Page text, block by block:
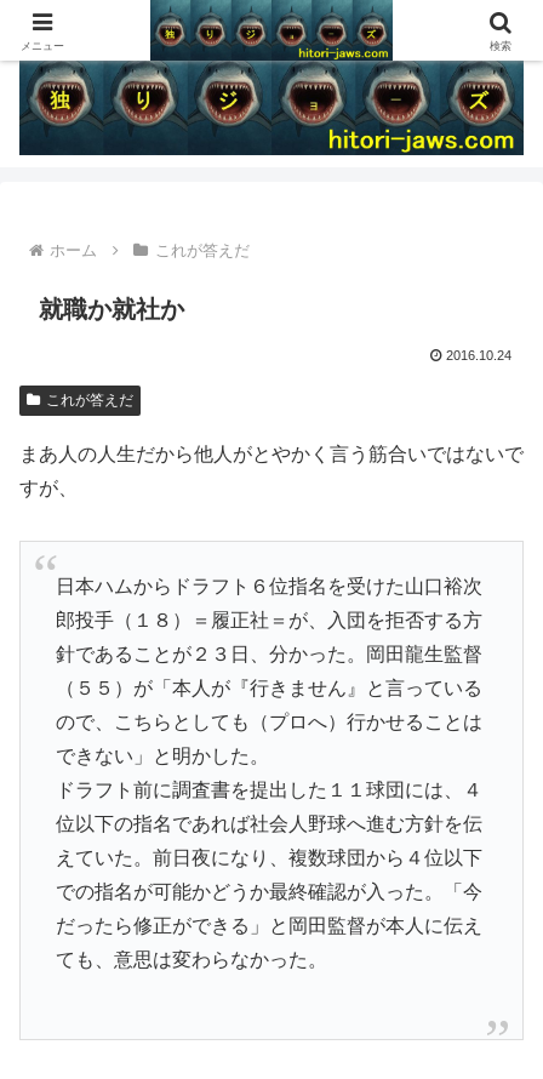
ホーム これが答えだ
就職か就社か
2016.10.24
これが答えだ
まあ人の人生だから他人がとやかく言う筋合いではないで
すが、
日本ハムからドラフト６位指名を受けた山口裕次
郎投手（１８）＝履正社＝が、入団を拒否する方
針であることが２３日、分かった。岡田龍生監督
（５５）が「本人が『行きません』と言っている
ので、こちらとしても（プロへ）行かせることは
できない」と明かした。
ドラフト前に調査書を提出した１１球団には、４
位以下の指名であれば社会人野球へ進む方針を伝
えていた。前日夜になり、複数球団から４位以下
での指名が可能かどうか最終確認が入った。「今
だったら修正ができる」と岡田監督が本人に伝え
ても、意思は変わらなかった。
メニュー 検索